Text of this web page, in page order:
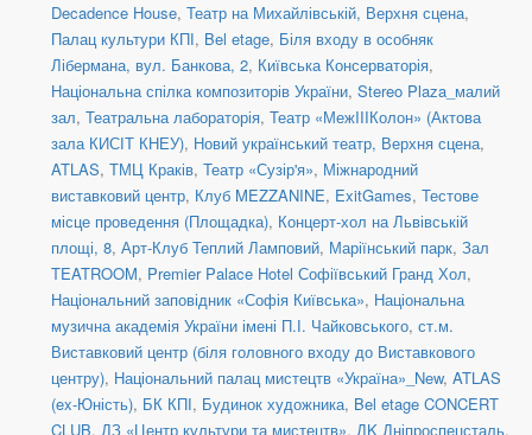
Decadence House, Театр на Михайлівській, Верхня сцена,
Палац культури КПІ, Bel etage, Біля входу в особняк
Лібермана, вул. Банкова, 2, Київська Консерваторія,
Національна спілка композиторів України, Stereo Plaza_малий
зал, Театральна лабораторія, Театр «МежIIIКолон» (Актова
зала КИСІТ КНЕУ), Новий український театр, Верхня сцена,
ATLAS, ТМЦ Краків, Театр «Сузір'я», Міжнародний
виставковий центр, Клуб MEZZANINE, ExitGames, Тестове
місце проведення (Площадка), Концерт-хол на Львівській
площі, 8, Арт-Клуб Теплий Ламповий, Маріїнський парк, Зал
TEATROOM, Premier Palace Hotel Софіївський Гранд Хол,
Національний заповідник «Софія Київська», Національна
музична академія України імені П.І. Чайковського, ст.м.
Виставковий центр (біля головного входу до Виставкового
центру), Національний палац мистецтв «Україна»_New, ATLAS
(ex-Юність), БК КПІ, Будинок художника, Bel etage CONCERT
CLUB, ДЗ «Центр культури та мистецтв», ДK Дніпроспецсталь,